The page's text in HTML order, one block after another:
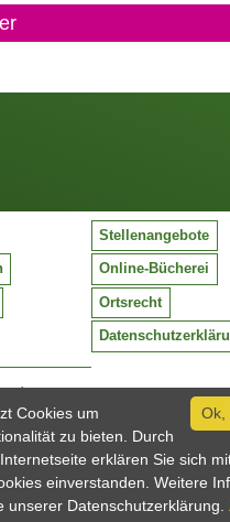
38
05263 / 409-0
info@barntrup.de
Stellenangebote
Online-Bücherei
Ortsrecht
Ok,
Cookies um
zu bieten. Durch
erklären Sie sich
einverstanden. Weitere
unserer Datenschutzerklärung.